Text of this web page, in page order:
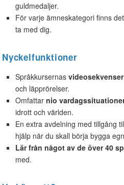
guldmedaljer.
För varje ämneskategori finns det
ta med dig.
Nyckelfunktioner
Språkkursernas videosekvenser
och läpprörelser.
Omfattar nio
idrott och världen.
En extra avdelning med tillgång
hjälp när du skall börja bygga
Lär från något av de över 40
med.